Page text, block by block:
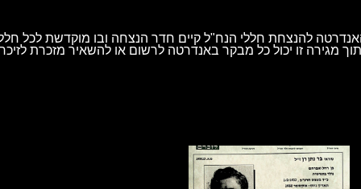
להנצחת חללי הנח"ל קיים חדר הנצחה ובו מוקדשת לכל
מגירה זו יכול כל מבקר באנדרטה לרשום או להשאיר מזכרת